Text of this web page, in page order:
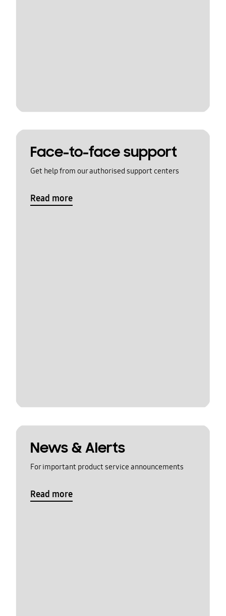
Face-to-face support
Get help from our authorised support centers
Read more
News & Alerts
For important product service announcements
Read more